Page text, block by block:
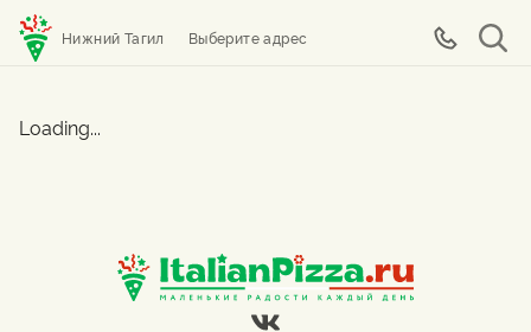
Нижний Тагил Выберите адрес
Loading...